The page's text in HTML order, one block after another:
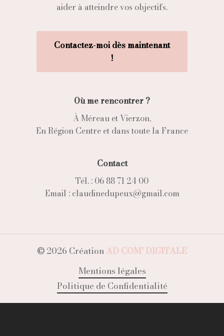
aider à atteindre vos objectifs.
Contactez-moi dès maintenant
!
Où me rencontrer ?
À Méreau et Vierzon,
En Région Centre et dans toute la France
Contact
Tél. : 06 88 71 24 00
Email : claudinedupeux@gmail.com
©2026 CréationAD COM’ DIGITALE
Mentions légales
Politique de Confidentialité